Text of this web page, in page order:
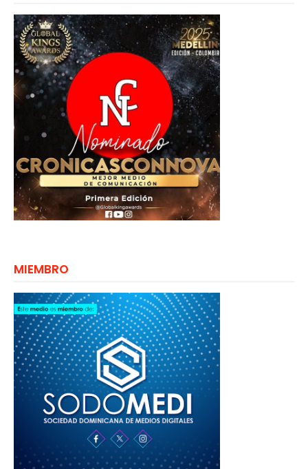
MIEMBRO